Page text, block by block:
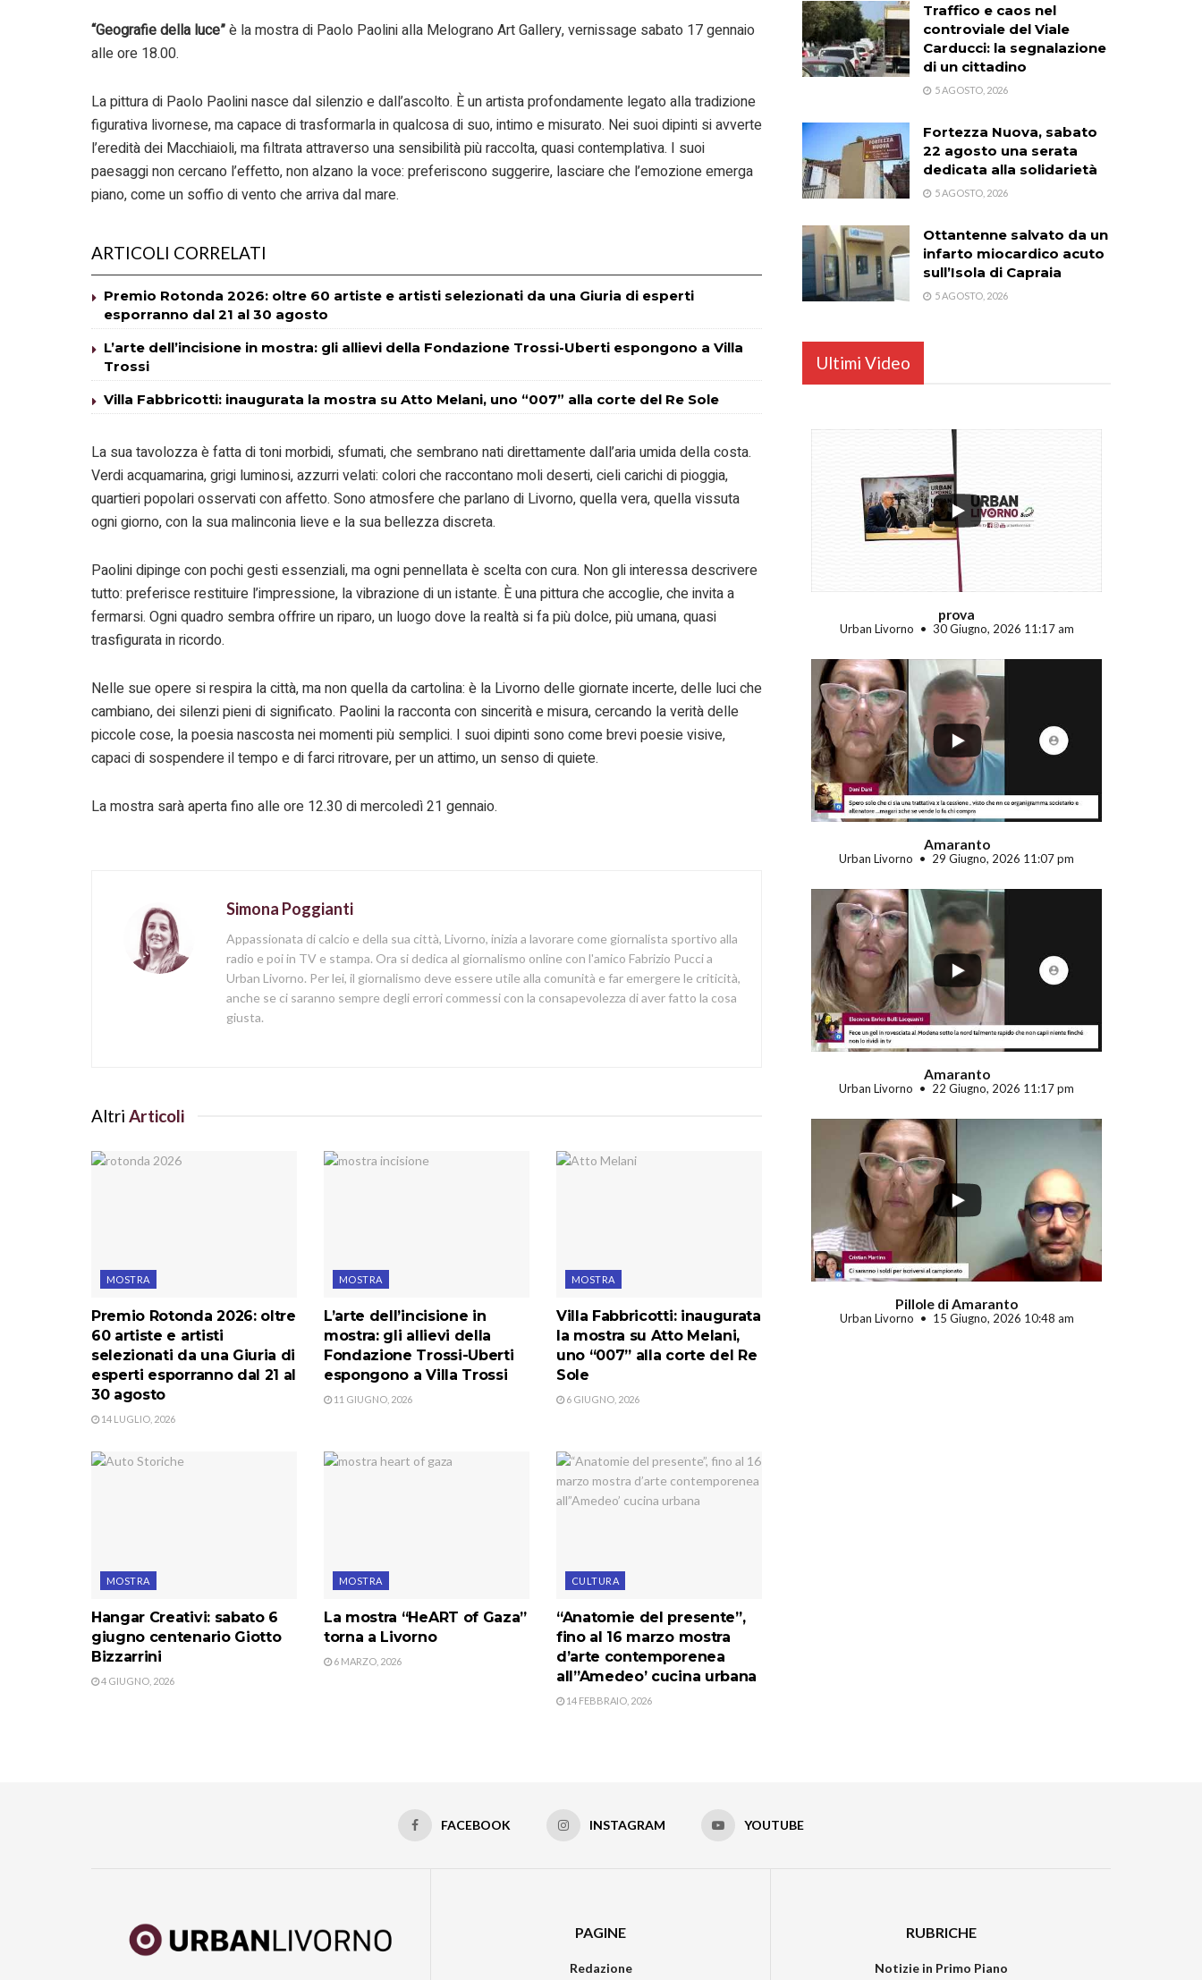
“Geografie della luce”è la mostra di Paolo Paolini alla Melograno Art Gallery, vernissage sabato 17 gennaio
alle ore 18.00.
La pittura di Paolo Paolini nasce dal silenzio e dall’ascolto. È un artista profondamente legato alla tradizione
figurativa livornese, ma capace di trasformarla in qualcosa di suo, intimo e misurato. Nei suoi dipinti si avverte
l’eredità dei Macchiaioli, ma filtrata attraverso una sensibilità più raccolta, quasi contemplativa. I suoi
paesaggi non cercano l’effetto, non alzano la voce: preferiscono suggerire, lasciare che l’emozione emerga
piano, come un soffio di vento che arriva dal mare.
ARTICOLI CORRELATI
Premio Rotonda 2026: oltre 60 artiste e artisti selezionati da una Giuria di esperti
esporranno dal 21 al 30 agosto
L’arte dell’incisione in mostra: gli allievi della Fondazione Trossi-Uberti espongono a Villa
Trossi
Villa Fabbricotti: inaugurata la mostra su Atto Melani, uno “007” alla corte del Re Sole
La sua tavolozza è fatta di toni morbidi, sfumati, che sembrano nati direttamente dall’aria umida della costa.
Verdi acquamarina, grigi luminosi, azzurri velati: colori che raccontano moli deserti, cieli carichi di pioggia,
quartieri popolari osservati con affetto. Sono atmosfere che parlano di Livorno, quella vera, quella vissuta
ogni giorno, con la sua malinconia lieve e la sua bellezza discreta.
Paolini dipinge con pochi gesti essenziali, ma ogni pennellata è scelta con cura. Non gli interessa descrivere
tutto: preferisce restituire l’impressione, la vibrazione di un istante. È una pittura che accoglie, che invita a
fermarsi. Ogni quadro sembra offrire un riparo, un luogo dove la realtà si fa più dolce, più umana, quasi
trasfigurata in ricordo.
Nelle sue opere si respira la città, ma non quella da cartolina: è la Livorno delle giornate incerte, delle luci che
cambiano, dei silenzi pieni di significato. Paolini la racconta con sincerità e misura, cercando la verità delle
piccole cose, la poesia nascosta nei momenti più semplici. I suoi dipinti sono come brevi poesie visive,
capaci di sospendere il tempo e di farci ritrovare, per un attimo, un senso di quiete.
La mostra sarà aperta fino alle ore 12.30 di mercoledì 21 gennaio.
Simona Poggianti
Appassionata di calcio e della sua città, Livorno, inizia a lavorare come giornalista sportivo alla
radio e poi in TV e stampa. Ora si dedica al giornalismo online con l'amico Fabrizio Pucci a
Urban Livorno. Per lei, il giornalismo deve essere utile alla comunità e far emergere le criticità,
anche se ci saranno sempre degli errori commessi con la consapevolezza di aver fatto la cosa
giusta.
Altri Articoli
MOSTRA
Premio Rotonda 2026: oltre
60 artiste e artisti
selezionati da una Giuria di
esperti esporranno dal 21 al
30 agosto
14 LUGLIO, 2026
MOSTRA
L’arte dell’incisione in
mostra: gli allievi della
Fondazione Trossi-Uberti
espongono a Villa Trossi
11 GIUGNO, 2026
MOSTRA
Villa Fabbricotti: inaugurata
la mostra su Atto Melani,
uno “007” alla corte del Re
Sole
6 GIUGNO, 2026
MOSTRA
Hangar Creativi: sabato 6
giugno centenario Giotto
Bizzarrini
4 GIUGNO, 2026
MOSTRA
La mostra “HeART of Gaza”
torna a Livorno
6 MARZO, 2026
CULTURA
“Anatomie del presente”,
fino al 16 marzo mostra
d’arte contemporenea
all”Amedeo’ cucina urbana
14 FEBBRAIO, 2026
Traffico e caos nel
controviale del Viale
Carducci: la segnalazione
di un cittadino
5 AGOSTO, 2026
Fortezza Nuova, sabato
22 agosto una serata
dedicata alla solidarietà
5 AGOSTO, 2026
Ottantenne salvato da un
infarto miocardico acuto
sull’Isola di Capraia
5 AGOSTO, 2026
Ultimi Video
...
prova
Urban Livorno 30 Giugno, 2026 11:17 am
...
Amaranto
Urban Livorno 29 Giugno, 2026 11:07 pm
...
Amaranto
Urban Livorno 22 Giugno, 2026 11:17 pm
Pillole di Amaranto
Urban Livorno 15 Giugno, 2026 10:48 am
FACEBOOK INSTAGRAM YOUTUBE
PAGINE
Redazione
RUBRICHE
Notizie in Primo Piano